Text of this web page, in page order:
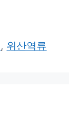
, 위산역류